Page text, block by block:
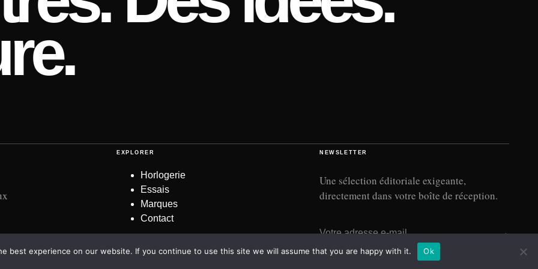
EXPLORER
Horlogerie
Essais
Marques
Contact
NEWSLETTER
Une sélection éditoriale exigeante,
directement dans votre boîte de réception.
→
best experience on our website. If you continue to use this site we will assume that you are happy with it. Ok